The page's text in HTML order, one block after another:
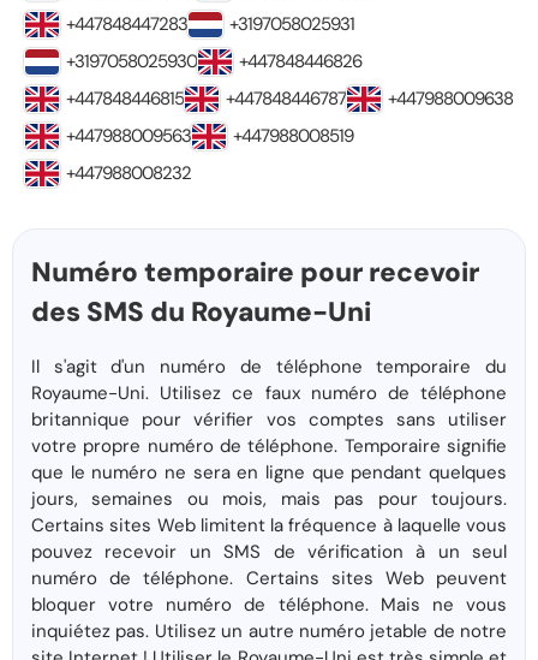
+447848447283
+3197058025931
+3197058025930
+447848446826
+447848446815
+447848446787
+447988009638
+447988009563
+447988008519
+447988008232
Numéro temporaire pour recevoir
des SMS du Royaume-Uni
Il s'agit d'un numéro de téléphone temporaire du
Royaume-Uni. Utilisez ce faux numéro de téléphone
britannique pour vérifier vos comptes sans utiliser
votre propre numéro de téléphone. Temporaire signifie
que le numéro ne sera en ligne que pendant quelques
jours, semaines ou mois, mais pas pour toujours.
Certains sites Web limitent la fréquence à laquelle vous
pouvez recevoir un SMS de vérification à un seul
numéro de téléphone. Certains sites Web peuvent
bloquer votre numéro de téléphone. Mais ne vous
inquiétez pas. Utilisez un autre numéro jetable de notre